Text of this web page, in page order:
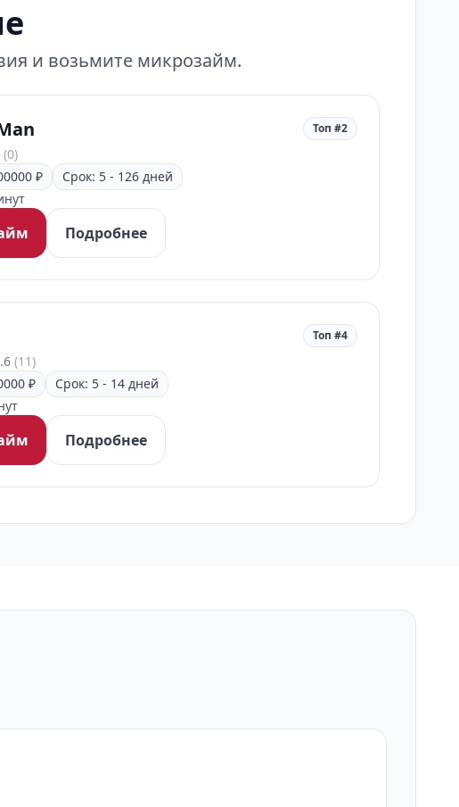
и возьмите микрозайм.
(0)
Топ #2
₽
Срок: 5 - 126 дней
Подробнее
(11)
Топ #4
₽
Срок: 5 - 14 дней
Подробнее